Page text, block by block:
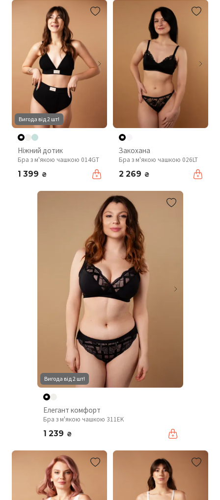
Вигода від 2 шт!
Ніжний дотик
Бра з м'якою чашкою 014GT
1 399 ₴
Закохана
Бра з м'якою чашкою 026LT
2 269 ₴
Вигода від 2 шт!
Елегант комфорт
Бра з м'якою чашкою 311EK
1 239 ₴